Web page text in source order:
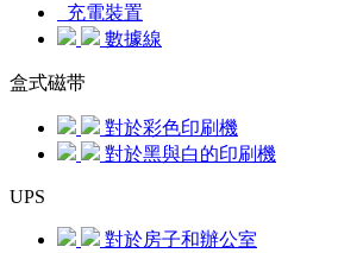
充電裝置
數據線
盒式磁带
對於彩色印刷機
對於黑與白的印刷機
UPS
對於房子和辦公室